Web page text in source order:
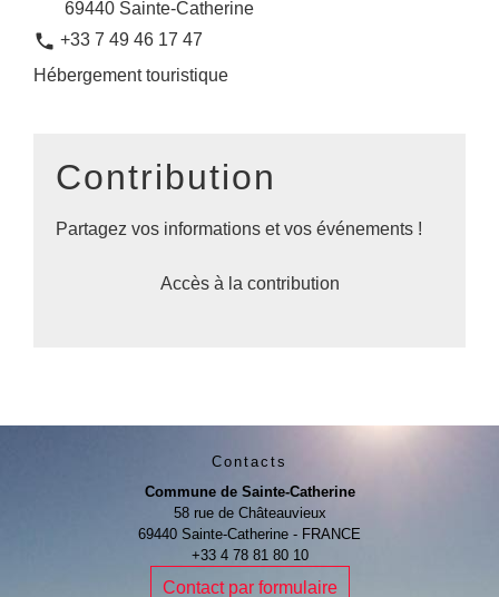
69440 Sainte-Catherine
phone +33 7 49 46 17 47
Hébergement touristique
Contribution
Partagez vos informations et vos événements !
Accès à la contribution
Contacts
Commune de Sainte-Catherine
58 rue de Châteauvieux
69440 Sainte-Catherine - FRANCE
+33 4 78 81 80 10
Contact par formulaire